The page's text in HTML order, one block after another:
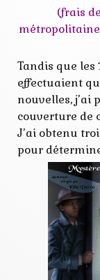
(frais
Tandis que les
effectuaient
nouvelles, j’ai
couverture de
J’ai obtenu
pour